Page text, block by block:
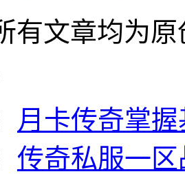
有文章均为
月卡传奇掌
传奇私服一